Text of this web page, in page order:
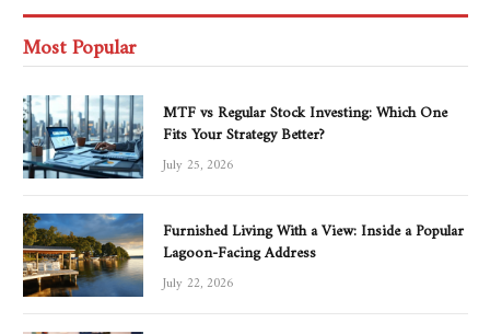
Most Popular
MTF vs Regular Stock Investing: Which One
Fits Your Strategy Better?
July 25, 2026
Furnished Living With a View: Inside a Popular
Lagoon-Facing Address
July 22, 2026